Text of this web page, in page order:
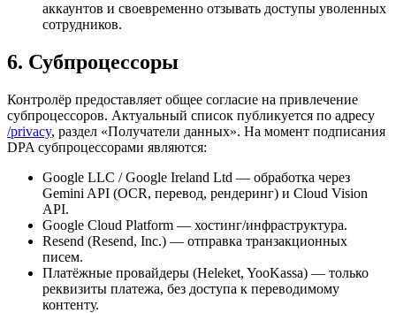
аккаунтов и своевременно отзывать доступы уволенных
сотрудников.
6. Субпроцессоры
Контролёр предоставляет общее согласие на привлечение
субпроцессоров. Актуальный список публикуется по адресу
/privacy, раздел «Получатели данных». На момент подписания
DPA субпроцессорами являются:
Google LLC / Google Ireland Ltd — обработка через
Gemini API (OCR, перевод, рендеринг) и Cloud Vision
API.
Google Cloud Platform — хостинг/инфраструктура.
Resend (Resend, Inc.) — отправка транзакционных
писем.
Платёжные провайдеры (Heleket, YooKassa) — только
реквизиты платежа, без доступа к переводимому
контенту.